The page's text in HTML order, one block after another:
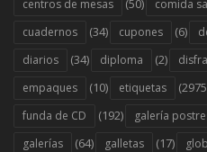
centros de mesas (50) comida
cuadernos (34) cupones (6)
diarios (34) diploma (2)
empaques (10) etiquetas
funda de CD (192) galería
galerías (64) galletas (17)